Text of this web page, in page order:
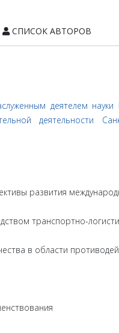
СПИСОК АВТОРОВ
деятелем
деятельности
развития
транспортно-
в области